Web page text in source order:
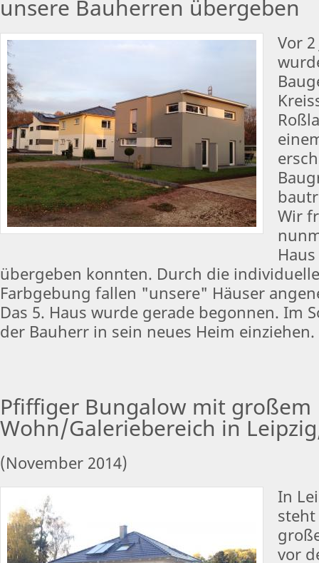
unsere Bauherren übergeben
Vor
Wir
übergeben konnten. Durch die
Farbgebung fallen "unsere" Häuser
Das 5. Haus wurde gerade begonnen. Im
der Bauherr in sein neues Heim
Pfiffiger Bungalow mit großem
Wohn/Galeriebereich in
(November 2014)
In
steht
vor